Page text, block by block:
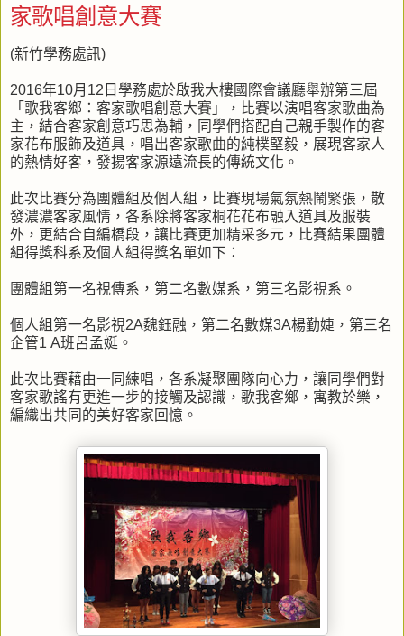
家歌唱創意大賽
(新竹學務處訊)
2016年10月12日學務處於啟我大樓國際會議廳舉辦第三屆
「歌我客鄉：客家歌唱創意大賽」，比賽以演唱客家歌曲為
主，結合客家創意巧思為輔，同學們搭配自己親手製作的客
家花布服飾及道具，唱出客家歌曲的純樸堅毅，展現客家人
的熱情好客，發揚客家源遠流長的傳統文化。
此次比賽分為團體組及個人組，比賽現場氣氛熱鬧緊張，散
發濃濃客家風情，各系除將客家桐花花布融入道具及服裝
外，更結合自編橋段，讓比賽更加精采多元，比賽結果團體
組得獎科系及個人組得獎名單如下：
團體組第一名視傳系，第二名數媒系，第三名影視系。
個人組第一名影視2A魏鈺融，第二名數媒3A楊勤婕，第三名
企管1 A班呂孟娗。
此次比賽藉由一同練唱，各系凝聚團隊向心力，讓同學們對
客家歌謠有更進一步的接觸及認識，歌我客鄉，寓教於樂，
編織出共同的美好客家回憶。